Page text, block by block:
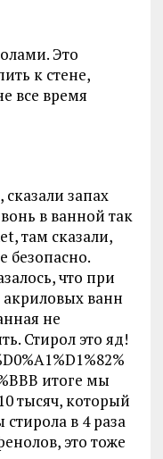
Это
к стене,
все время
запах
в ванной так
там сказали,
безопасно.
что при
ванн
не
Стирол это яд!
итоге мы
тысяч, который
в 4 раза
это тоже